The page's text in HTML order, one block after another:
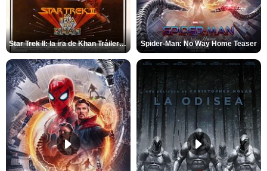
Star Trek II: la ira de Khan Tráiler VO Spider-Man: No Way Home Teaser